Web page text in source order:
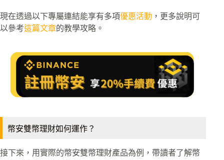
現在透過以下專屬連結能享有多項優惠活動 ，更多說明可
以參考這篇文章的教學攻略。
幣安雙幣理財如何運作？
接下來，用實際的幣安雙幣理財產品為例，帶讀者了解幣